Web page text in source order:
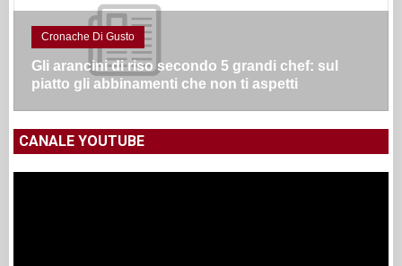
Cronache Di Gusto
Gli arancini di riso secondo 5 grandi chef: sul
piatto gli abbinamenti che non ti aspetti
CANALE YOUTUBE